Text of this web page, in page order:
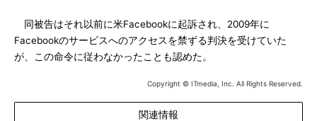
同被告はそれ以前に米Facebookに起訴され、2009年に
Facebookのサービスへのアクセスを禁ずる判決を受けていた
が、この命令に従わなかったことも認めた。
Copyright © ITmedia, Inc. All Rights Reserved.
関連情報